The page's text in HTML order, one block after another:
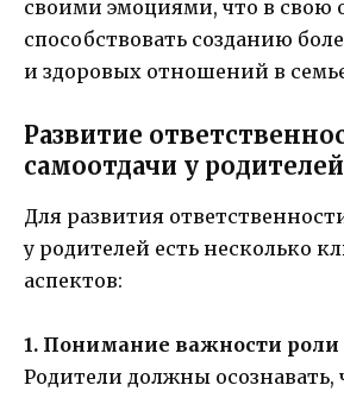
своими эмоциями, что в свою
способствовать созданию
и здоровых отношений в
Развитие
самоотдачи у родителей
Для развития
у родителей есть несколько
аспектов:
1. Понимание важности роли
Родители должны осознавать,